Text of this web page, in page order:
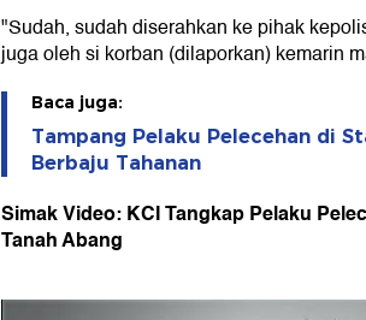
"Sudah, sudah diserahkan ke pihak
juga oleh si korban (dilaporkan) kemarin
Baca juga:
Tampang Pelaku Pelecehan di
Berbaju Tahanan
Simak Video: KCI Tangkap Pelaku
Tanah Abang